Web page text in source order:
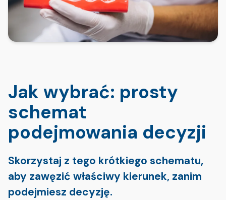
Jak wybrać: prosty
schemat
podejmowania decyzji
Skorzystaj z tego krótkiego schematu,
aby zawęzić właściwy kierunek, zanim
podejmiesz decyzję.